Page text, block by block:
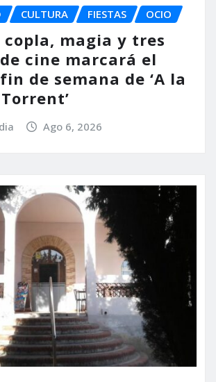
CULTURA FIESTAS OCIO
magia y tres
cine marcará el
de semana de ‘A la
Ago 6, 2026